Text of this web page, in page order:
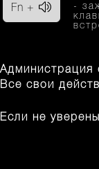
Fn +
-
Администрация
Все свои
Если не